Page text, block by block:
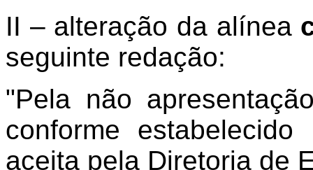
II – alteração da alínea
seguinte redação:
"Pela não
conforme
aceita pela Diretoria de